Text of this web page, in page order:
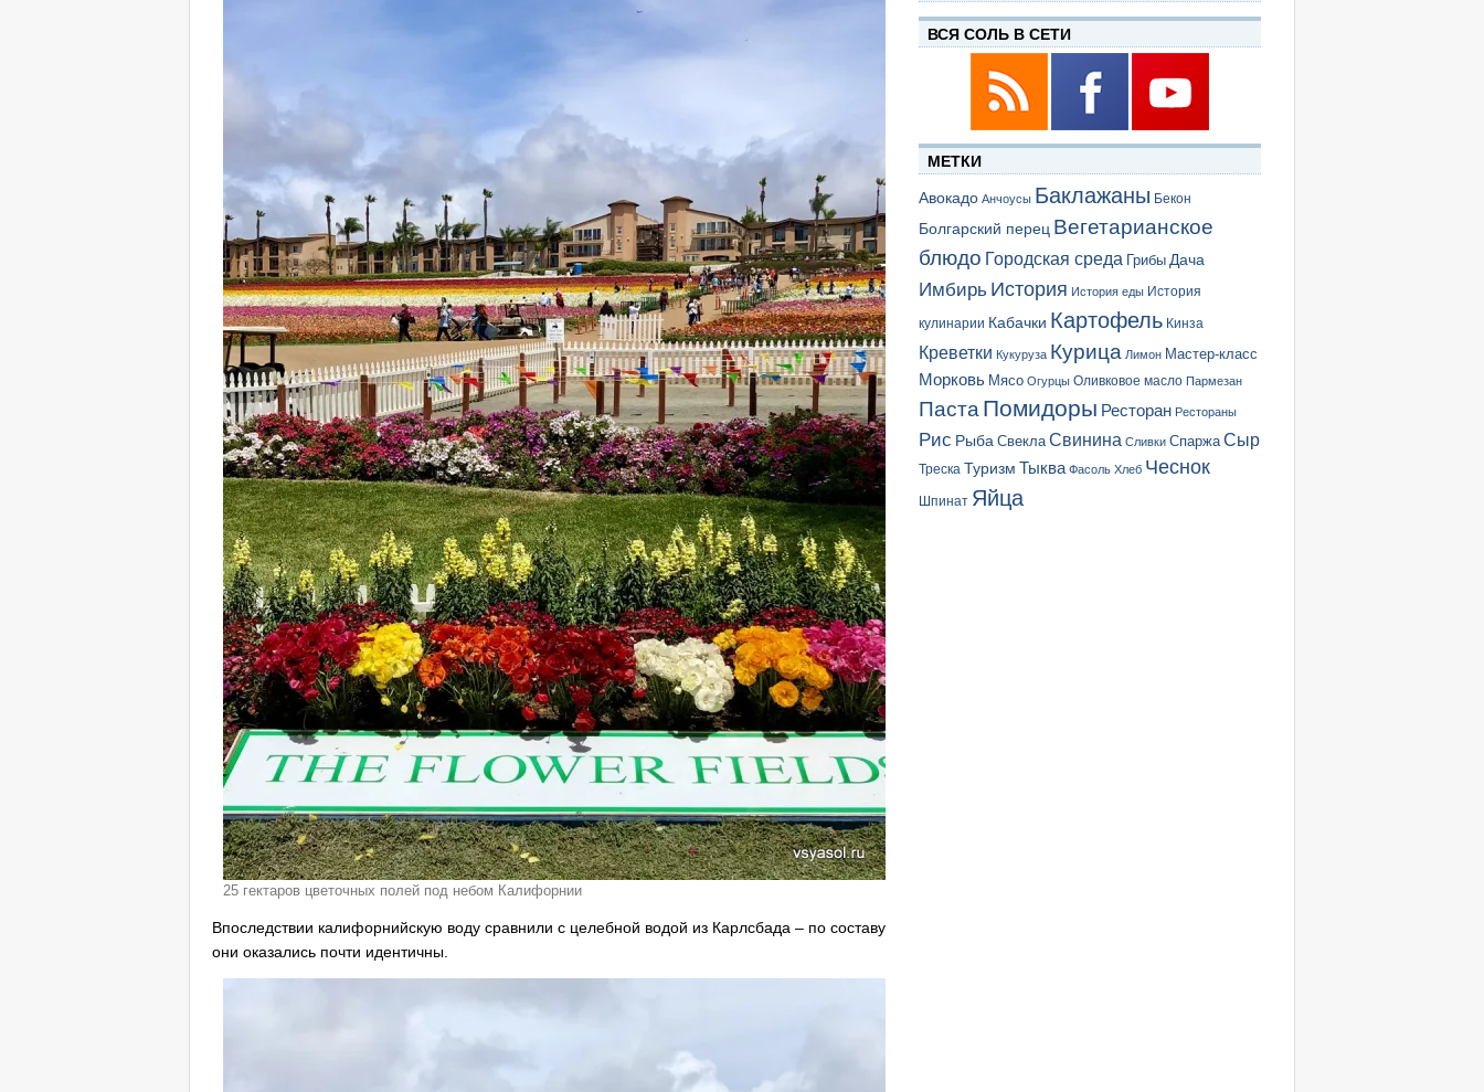
25 гектаров цветочных полей под небом Калифорнии
Впоследствии калифорнийскую воду сравнили с целебной водой из Карлсбада – по составу
они оказались почти идентичны.
ВСЯ СОЛЬ В СЕТИ
МЕТКИ
Авокадо Анчоусы Баклажаны Бекон
Болгарский перец Вегетарианское
блюдо Городская среда Грибы Дача
Имбирь История История еды История
кулинарии Кабачки Картофель Кинза
Креветки Кукуруза Курица Лимон Мастер-класс
Морковь Мясо Огурцы Оливковое масло Пармезан
ПастаПомидоры Ресторан Рестораны
Рис Рыба Свекла Свинина Сливки Спаржа Сыр
Треска Туризм Тыква Фасоль Хлеб Чеснок
Шпинат Яйца